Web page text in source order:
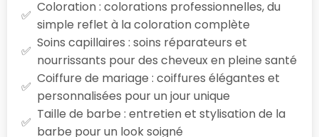
Coloration : colorations professionnelles, du
simple reflet à la coloration complète
Soins capillaires : soins réparateurs et
nourrissants pour des cheveux en pleine santé
Coiffure de mariage : coiffures élégantes et
personnalisées pour un jour unique
Taille de barbe : entretien et stylisation de la
barbe pour un look soigné